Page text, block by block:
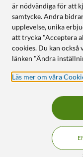
Handla från:
Sverige
Norge
är nödvändiga för att
samtycke. Andra
upplevelse, unika
att trycka "Acceptera
cookies. Du kan också
länken "Ändra
Läs mer om våra